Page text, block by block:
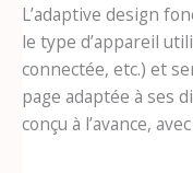
L’adaptive design
le type d’appareil
connectée, etc.) et
page adaptée à ses
conçu à l’avance,